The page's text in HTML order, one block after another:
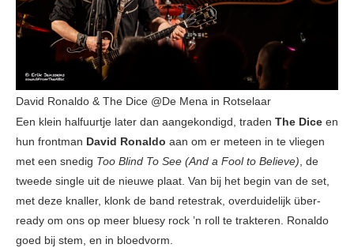
David Ronaldo & The Dice @De Mena in Rotselaar
Een klein halfuurtje later dan aangekondigd, traden The Dice en
hun frontman David Ronaldo aan om er meteen in te vliegen
met een snedig Too Blind To See (And a Fool to Believe), de
tweede single uit de nieuwe plaat. Van bij het begin van de set,
met deze knaller, klonk de band retestrak, overduidelijk über-
ready om ons op meer bluesy rock ’n roll te trakteren. Ronaldo
goed bij stem, en in bloedvorm.